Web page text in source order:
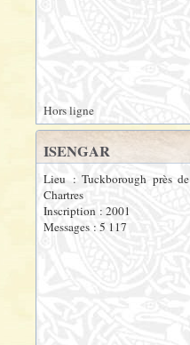
Hors ligne
ISENGAR
Lieu : Tuckborough près de
Chartres
Inscription : 2001
Messages : 5 117